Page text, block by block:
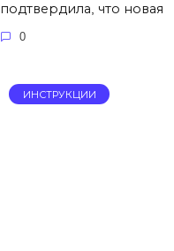
подтвердила, что новая
0
ИНСТРУКЦИИ